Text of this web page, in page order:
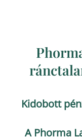
Kidobott
A Phorma